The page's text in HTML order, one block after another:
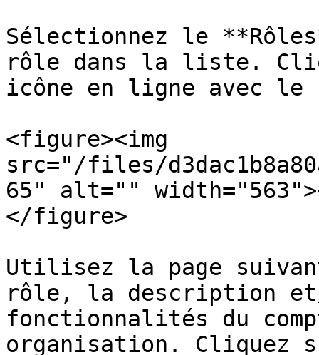
Sélectionnez le
rôle dans la liste.
icône en ligne avec le
<figure><img
src="/files/
65" alt=""
</figure>
Utilisez la page
rôle, la description
fonctionnalités du
organisation. Cliquez